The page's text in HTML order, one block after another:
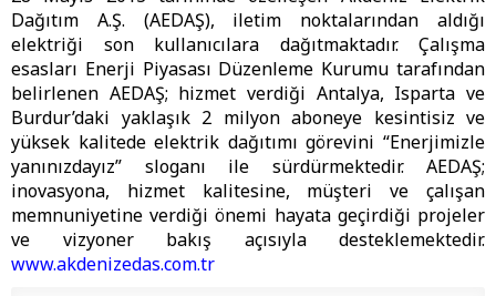
Dağıtım A.Ş. (AEDAŞ), iletim noktalarından aldığı
elektriği son kullanıcılara dağıtmaktadır. Çalışma
esasları Enerji Piyasası Düzenleme Kurumu tarafından
belirlenen AEDAŞ; hizmet verdiği Antalya, Isparta ve
Burdur’daki yaklaşık 2 milyon aboneye kesintisiz ve
yüksek kalitede elektrik dağıtımı görevini “Enerjimizle
yanınızdayız” sloganı ile sürdürmektedir. AEDAŞ;
inovasyona, hizmet kalitesine, müşteri ve çalışan
memnuniyetine verdiği önemi hayata geçirdiği projeler
ve vizyoner bakış açısıyla desteklemektedir.
www.akdenizedas.com.tr